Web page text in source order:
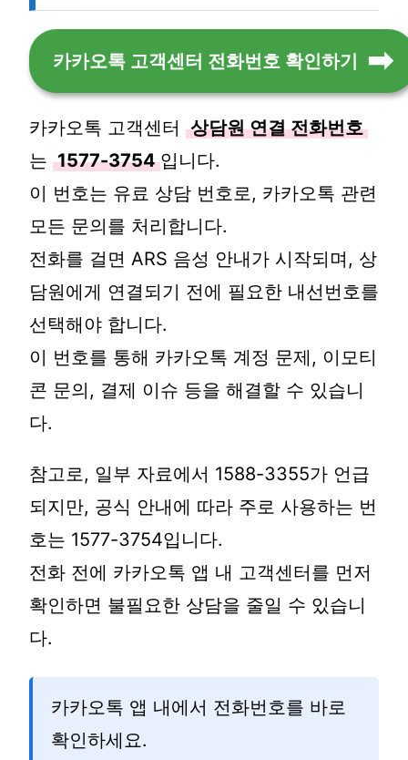
카카오톡 고객센터 전화번호 확인하기
카카오톡 고객센터 상담원 연결 전화번호
는 1577-3754 입니다.
이 번호는 유료 상담 번호로, 카카오톡 관련
모든 문의를 처리합니다.
전화를 걸면 ARS 음성 안내가 시작되며, 상
담원에게 연결되기 전에 필요한 내선번호를
선택해야 합니다.
이 번호를 통해 카카오톡 계정 문제, 이모티
콘 문의, 결제 이슈 등을 해결할 수 있습니
다.
참고로, 일부 자료에서 1588-3355가 언급
되지만, 공식 안내에 따라 주로 사용하는 번
호는 1577-3754입니다.
전화 전에 카카오톡 앱 내 고객센터를 먼저
확인하면 불필요한 상담을 줄일 수 있습니
다.
카카오톡 앱 내에서 전화번호를 바로
확인하세요.